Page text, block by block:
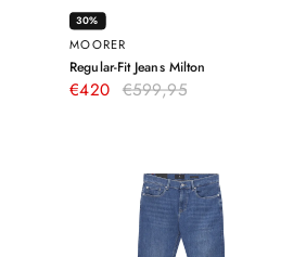
30%
MOORER
Regular-Fit Jeans Milton–
€420 €599,95